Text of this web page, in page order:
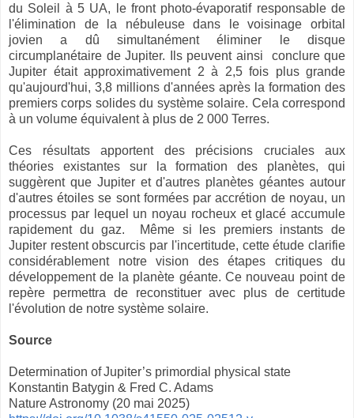
du Soleil à 5 ​​UA, le front photo-évaporatif responsable de
l'élimination de la nébuleuse dans le voisinage orbital
jovien a dû simultanément éliminer le disque
circumplanétaire de Jupiter. Ils peuvent ainsi conclure que
Jupiter était approximativement 2 à 2,5 fois plus grande
qu'aujourd'hui, 3,8 millions d'années après la formation des
premiers corps solides du système solaire. Cela correspond
à un volume équivalent à plus de 2 000 Terres.
Ces résultats apportent des précisions cruciales aux
théories existantes sur la formation des planètes, qui
suggèrent que Jupiter et d'autres planètes géantes autour
d'autres étoiles se sont formées par accrétion de noyau, un
processus par lequel un noyau rocheux et glacé accumule
rapidement du gaz. Même si les premiers instants de
Jupiter restent obscurcis par l'incertitude, cette étude clarifie
considérablement notre vision des étapes critiques du
développement de la planète géante. Ce nouveau point de
repère permettra de reconstituer avec plus de certitude
l'évolution de notre système solaire.
Source
Determination of Jupiter’s primordial physical state
Konstantin Batygin & Fred C. Adams
Nature Astronomy (20 mai 2025)